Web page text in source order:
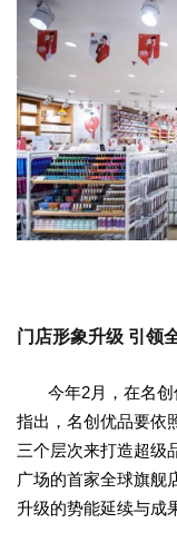
门店形象升级 引领
今年2月，在名创
指出，名创优品要依
三个层次来打造超级
广场的首家全球旗舰
升级的势能延续与成